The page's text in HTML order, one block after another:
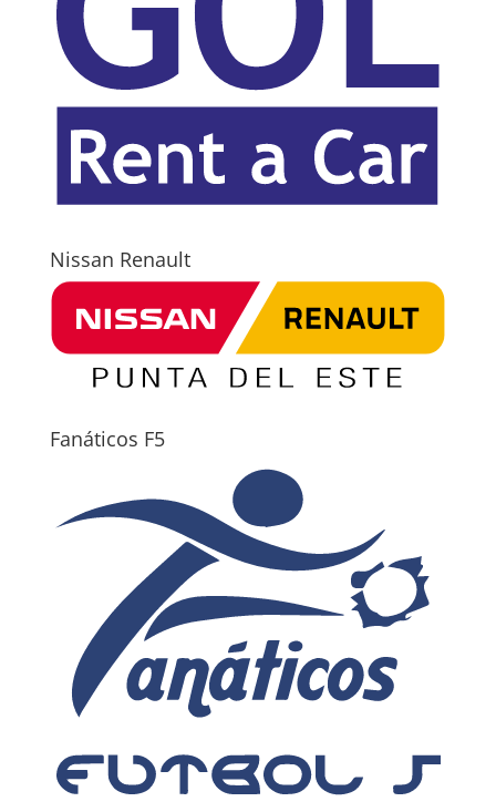
Nissan Renault
Fanáticos F5